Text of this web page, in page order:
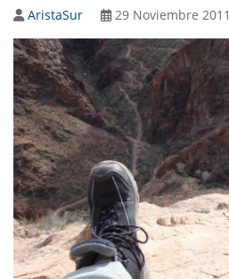
AristaSur 29 Noviembre 2011